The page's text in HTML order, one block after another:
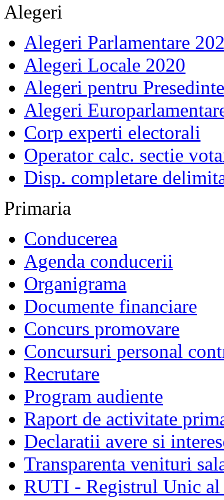
Alegeri
Alegeri Parlamentare
Alegeri Locale 2020
Alegeri pentru
Alegeri
Corp experti electorali
Operator calc. sectie
Disp. completare
Primaria
Conducerea
Agenda conducerii
Organigrama
Documente financiare
Concurs promovare
Concursuri personal
Recrutare
Program audiente
Raport de activitate
Declaratii avere si
Transparenta venituri
RUTI - Registrul Unic al